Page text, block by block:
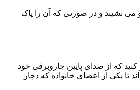
می نشیند و در صورتی که آن را پاک
که از صدای پایین جاروبرقی خود
تا یکی از اعضای خانواده که دچار